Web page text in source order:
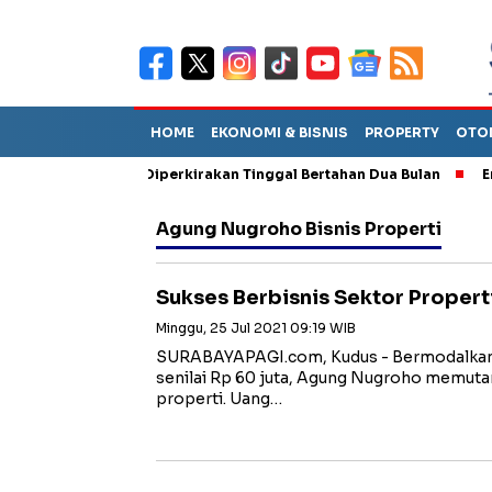
HOME EKONOMI & BISNIS PROPERTY
Sebut TPA Diperkirakan Tinggal Bertahan Dua Bulan
Agung Nugroho Bisnis Properti
Sukses Berbisnis Sektor
Minggu, 25 Jul 2021 09:19 WIB
SURABAYAPAGI.com, Kudus -
senilai Rp 60 juta, Agung Nugroho
properti. Uang…